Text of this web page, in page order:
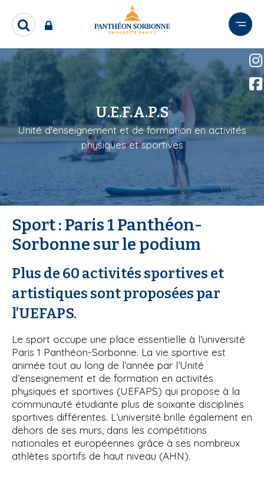
e
r
c
o
n
u
p
R
c
h
e
c
h
e
r
U.E.F.A.P.S
Unité d'enseignement et de formation en activités
physiques et sportives
Sport : Paris 1 Panthéon-
Sorbonne sur le podium
Plus de 60 activités sportives et
artistiques sont proposées par
l’UEFAPS.
Le sport occupe une place essentielle à l’université
Paris 1 Panthéon-Sorbonne. La vie sportive est
animée tout au long de l’année par l’Unité
d’enseignement et de formation en activités
physiques et sportives (UEFAPS) qui propose à la
communauté étudiante plus de soixante disciplines
sportives différentes. L’université brille également en
dehors de ses murs, dans les compétitions
nationales et européennes grâce à ses nombreux
athlètes sportifs de haut niveau (AHN).